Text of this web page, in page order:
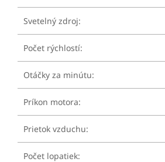
Svetelný zdroj:
Počet rýchlostí:
Otáčky za minútu:
Príkon motora:
Prietok vzduchu:
Počet lopatiek: